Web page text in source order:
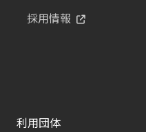
採用情報
利用団体